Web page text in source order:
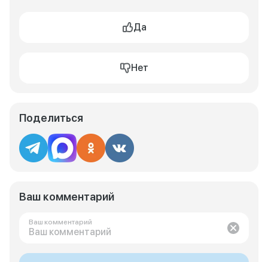
Да
Нет
Поделиться
Ваш комментарий
Ваш комментарий